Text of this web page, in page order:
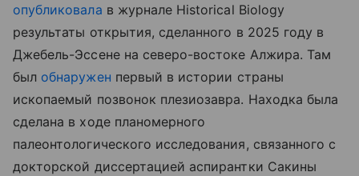
опубликовала в журнале Historical Biology
результаты открытия, сделанного в 2025 году в
Джебель-Эссене на северо-востоке Алжира. Там
был обнаружен первый в истории страны
ископаемый позвонок плезиозавра. Находка была
сделана в ходе планомерного
палеонтологического исследования, связанного с
докторской диссертацией аспирантки Сакины